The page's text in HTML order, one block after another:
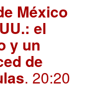
México
el
y un
de
. 20:20